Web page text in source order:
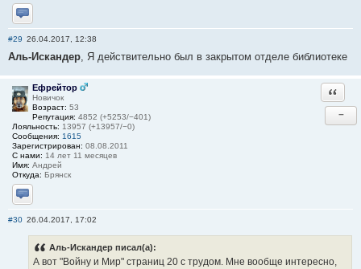
Отправить личное сообщение
#29 26.04.2017, 12:38
Аль-Искандер, Я действительно был в закрытом отделе библиотеке
Ефрейтор
Новичок
Возраст: 53
Репутация: 4852 (+5253/−401)
Лояльность: 13957 (+13957/−0)
Сообщения: 1615
Зарегистрирован: 08.08.2011
С нами: 14 лет 11 месяцев
Имя: Андрей
Откуда: Брянск
Отправить личное сообщение
−
#30 26.04.2017, 17:02
Аль-Искандер писал(а):
А вот "Войну и Мир" страниц 20 с трудом. Мне вообще интересно,